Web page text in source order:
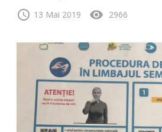
schedule 13 Mai 2019 visibility 2966